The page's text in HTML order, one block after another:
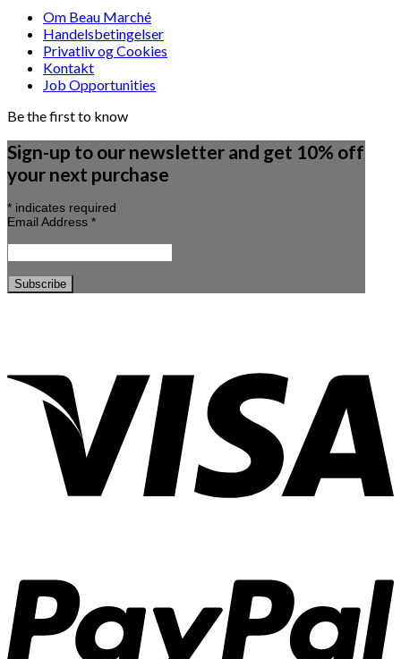
Om Beau Marché
Handelsbetingelser
Privatliv og Cookies
Kontakt
Job Opportunities
Be the first to know
Sign-up to our newsletter and get 10% off
your next purchase
* indicates required
Email Address *